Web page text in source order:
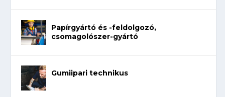
Papírgyártó és -feldolgozó,
csomagolószer-gyártó
Gumiipari technikus